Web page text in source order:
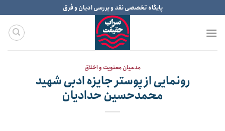
to
content
پایگاه تخصصی نقد و بررسی ادیان و فرق
مدعیان معنویت و اخلاق
رونمایی از پوستر جایزه ادبی شهید
محمدحسین حدادیان